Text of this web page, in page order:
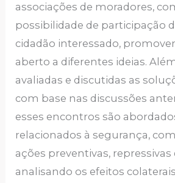
associações de moradores,
possibilidade de participação
cidadão interessado,
aberto a diferentes ideias.
avaliadas e discutidas as
com base nas discussões
esses encontros são
relacionados à segurança,
ações preventivas, repressivas
analisando os efeitos